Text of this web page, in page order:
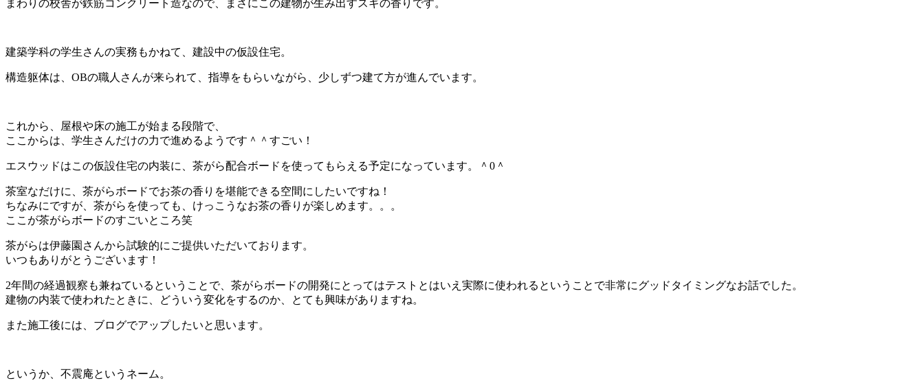
まわりの校舎が鉄筋コンクリート造なので、まさにこの建物が生み出すスギの香りです。
建築学科の学生さんの実務もかねて、建設中の仮設住宅。
構造躯体は、OBの職人さんが来られて、指導をもらいながら、少しずつ建て方が進んでいます。
これから、屋根や床の施工が始まる段階で、
ここからは、学生さんだけの力で進めるようです＾＾すごい！
エスウッドはこの仮設住宅の内装に、茶がら配合ボードを使ってもらえる予定になっています。＾0＾
茶室なだけに、茶がらボードでお茶の香りを堪能できる空間にしたいですね！
ちなみにですが、茶がらを使っても、けっこうなお茶の香りが楽しめます。。。
ここが茶がらボードのすごいところ笑
茶がらは伊藤園さんから試験的にご提供いただいております。
いつもありがとうございます！
2年間の経過観察も兼ねているということで、茶がらボードの開発にとってはテストとはいえ実際に使われるということで非常にグッドタイミングなお話でした。
建物の内装で使われたときに、どういう変化をするのか、とても興味がありますね。
また施工後には、ブログでアップしたいと思います。
というか、不震庵というネーム。